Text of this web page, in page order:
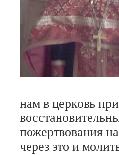
нам в церковь
пожертвования
через это и